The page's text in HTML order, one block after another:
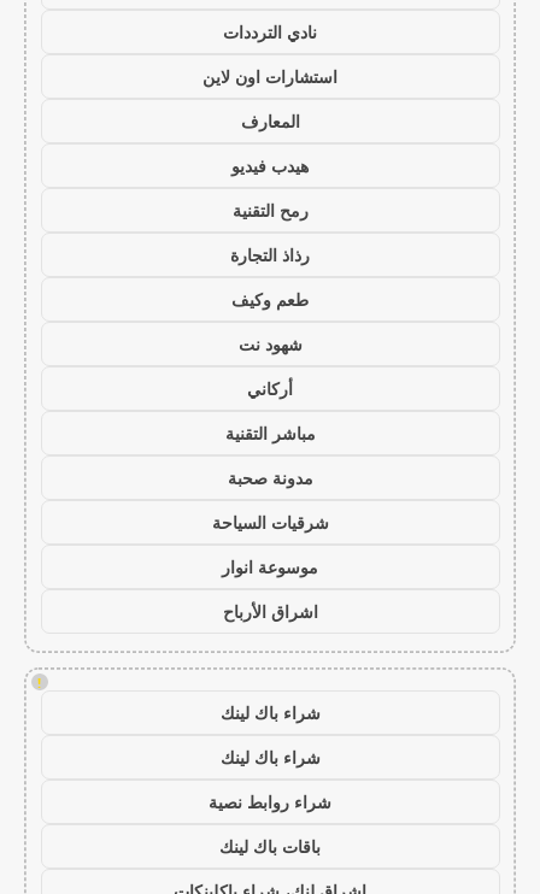
نادي الترددات
استشارات اون لاين
المعارف
هيدب فيديو
رمح التقنية
رذاذ التجارة
طعم وكيف
شهود نت
أركاني
مباشر التقنية
مدونة صحبة
شرقيات السياحة
موسوعة انوار
اشراق الأرباح
!
شراء باك لينك
شراء باك لينك
شراء روابط نصية
باقات باك لينك